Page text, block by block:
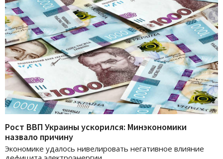
Рост ВВП Украины ускорился: Минэкономики
назвало причину
Экономике удалось нивелировать негативное влияние